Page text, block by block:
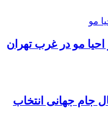
مو در غرب تهران
جام جهانی انتخاب